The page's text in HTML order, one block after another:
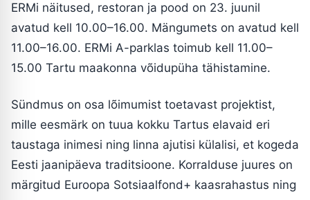
ERMi näitused, restoran ja pood on 23. juunil
avatud kell 10.00–16.00. Mängumets on avatud kell
11.00–16.00. ERMi A-parklas toimub kell 11.00–
15.00 Tartu maakonna võidupüha tähistamine.
Sündmus on osa lõimumist toetavast projektist,
mille eesmärk on tuua kokku Tartus elavaid eri
taustaga inimesi ning linna ajutisi külalisi, et kogeda
Eesti jaanipäeva traditsioone. Korralduse juures on
märgitud Euroopa Sotsiaalfond+ kaasrahastus ning